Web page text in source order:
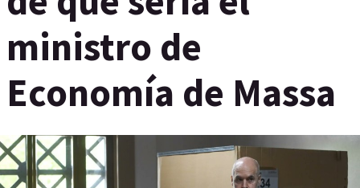
ministro de
Economía de Massa